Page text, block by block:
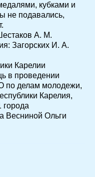
кубками и
не подавались,
А. М.
Загорских И. А.
Карелии
в проведении
делам молодежи,
Карелия,
Весниной Ольги